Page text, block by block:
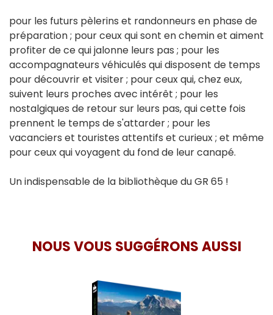
pour les futurs pèlerins et randonneurs en phase de
préparation ; pour ceux qui sont en chemin et aiment
profiter de ce qui jalonne leurs pas ; pour les
accompagnateurs véhiculés qui disposent de temps
pour découvrir et visiter ; pour ceux qui, chez eux,
suivent leurs proches avec intérêt ; pour les
nostalgiques de retour sur leurs pas, qui cette fois
prennent le temps de s'attarder ; pour les
vacanciers et touristes attentifs et curieux ; et même
pour ceux qui voyagent du fond de leur canapé.
Un indispensable de la bibliothèque du GR 65 !
NOUS VOUS SUGGÉRONS AUSSI